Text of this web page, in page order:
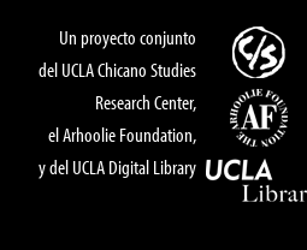
Un proyecto conjunto
del UCLA Chicano Studies
Research Center,
el Arhoolie Foundation,
y del UCLA Digital Library